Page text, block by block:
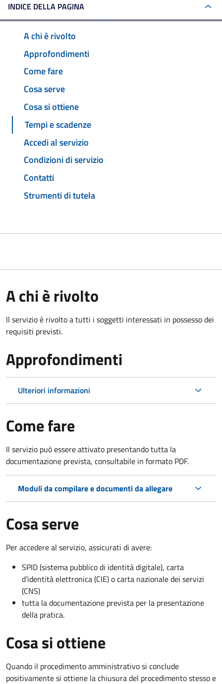
INDICE DELLA PAGINA
A chi è rivolto
Approfondimenti
Come fare
Cosa serve
Cosa si ottiene
Tempi e scadenze
Accedi al servizio
Condizioni di servizio
Contatti
Strumenti di tutela
A chi è rivolto
Il servizio è rivolto a tutti i soggetti interessati in possesso dei
requisiti previsti.
Approfondimenti
Ulteriori informazioni
Come fare
Il servizio può essere attivato presentando tutta la
documentazione prevista, consultabile in formato PDF.
Moduli da compilare e documenti da allegare
Cosa serve
Per accedere al servizio, assicurati di avere:
SPID (sistema pubblico di identità digitale), carta
d’identità elettronica (CIE) o carta nazionale dei servizi
(CNS)
tutta la documentazione prevista per la presentazione
della pratica.
Cosa si ottiene
Quando il procedimento amministrativo si conclude
positivamente si ottiene la chiusura del procedimento stesso e